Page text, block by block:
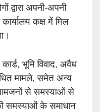
द्वारा अपनी-अपनी
कक्ष में मिल
भूमि विवाद, अवैध
मामले, समेत अन्य
से समस्याओं से
समस्याओं के समाधान